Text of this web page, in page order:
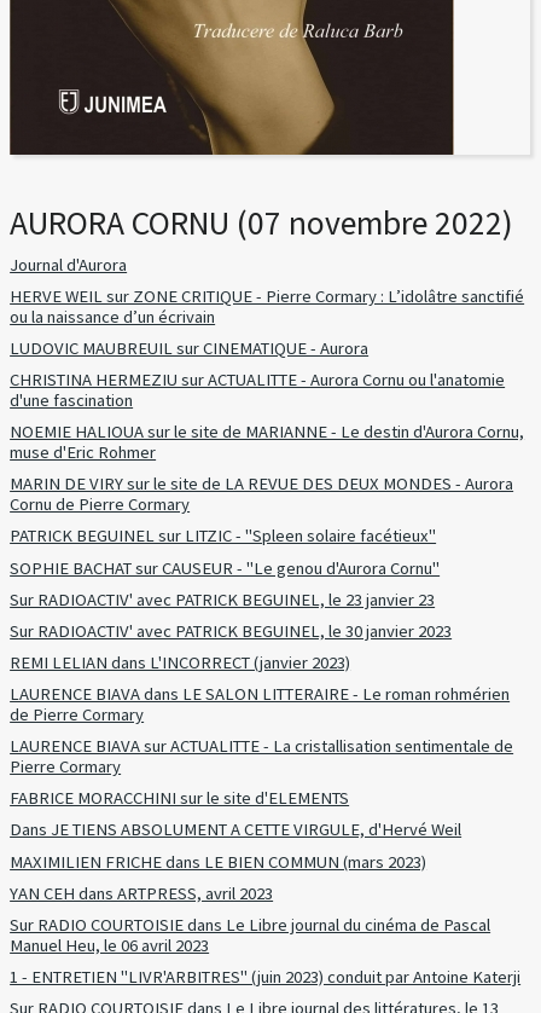
AURORA CORNU (07 novembre 2022)
Journal d'Aurora
HERVE WEIL sur ZONE CRITIQUE - Pierre Cormary : L’idolâtre sanctifié
ou la naissance d’un écrivain
LUDOVIC MAUBREUIL sur CINEMATIQUE - Aurora
CHRISTINA HERMEZIU sur ACTUALITTE - Aurora Cornu ou l'anatomie
d'une fascination
NOEMIE HALIOUA sur le site de MARIANNE - Le destin d'Aurora Cornu,
muse d'Eric Rohmer
MARIN DE VIRY sur le site de LA REVUE DES DEUX MONDES - Aurora
Cornu de Pierre Cormary
PATRICK BEGUINEL sur LITZIC - "Spleen solaire facétieux"
SOPHIE BACHAT sur CAUSEUR - "Le genou d'Aurora Cornu"
Sur RADIOACTIV' avec PATRICK BEGUINEL, le 23 janvier 23
Sur RADIOACTIV' avec PATRICK BEGUINEL, le 30 janvier 2023
REMI LELIAN dans L'INCORRECT (janvier 2023)
LAURENCE BIAVA dans LE SALON LITTERAIRE - Le roman rohmérien
de Pierre Cormary
LAURENCE BIAVA sur ACTUALITTE - La cristallisation sentimentale de
Pierre Cormary
FABRICE MORACCHINI sur le site d'ELEMENTS
Dans JE TIENS ABSOLUMENT A CETTE VIRGULE, d'Hervé Weil
MAXIMILIEN FRICHE dans LE BIEN COMMUN (mars 2023)
YAN CEH dans ARTPRESS, avril 2023
Sur RADIO COURTOISIE dans Le Libre journal du cinéma de Pascal
Manuel Heu, le 06 avril 2023
1 - ENTRETIEN "LIVR'ARBITRES" (juin 2023) conduit par Antoine Katerji
Sur RADIO COURTOISIE dans Le Libre journal des littératures, le 13